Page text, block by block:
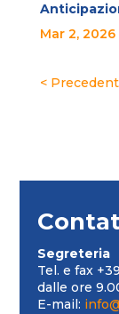
Mar 2, 2026
Segreteria
Tel. e fax
dalle ore
E-mail: